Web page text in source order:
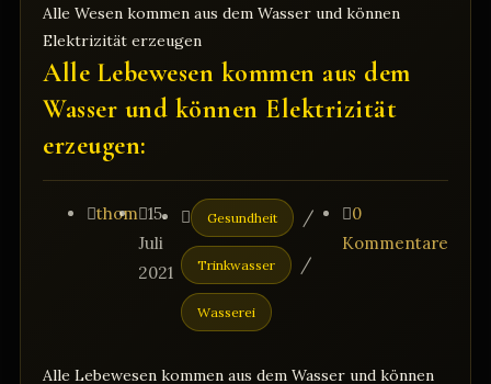
Alle Wesen kommen aus dem Wasser und können
Elektrizität erzeugen
Alle Lebewesen kommen aus dem
Wasser und können Elektrizität
erzeugen:
Beitrags-
thomBeitrag
veröffentlicht:
15.
Juli
2021
Beitrags-
Kategorie:
Gesundheit /
Trinkwasser /
Wasserei
Beitrags-
Kommentare:
0
Kommentare
Alle Lebewesen kommen aus dem Wasser und können